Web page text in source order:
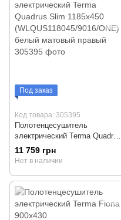
Под заказ
Код товара: 305395
Полотенцесушитель
электрический Terma Quadrus
Slim 1185х450
(WLQUS118045/9016/ONE)
11 759 грн
Нет в наличии